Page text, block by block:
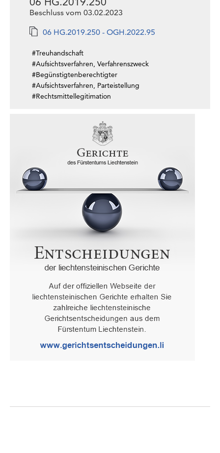
Beschluss vom 03.02.2023
06 HG.2019.250 - OGH.2022.95
#Treuhandschaft
#Aufsichtsverfahren, Verfahrenszweck
#Begünstigtenberechtigter
#Aufsichtsverfahren, Parteistellung
#Rechtsmittellegitimation